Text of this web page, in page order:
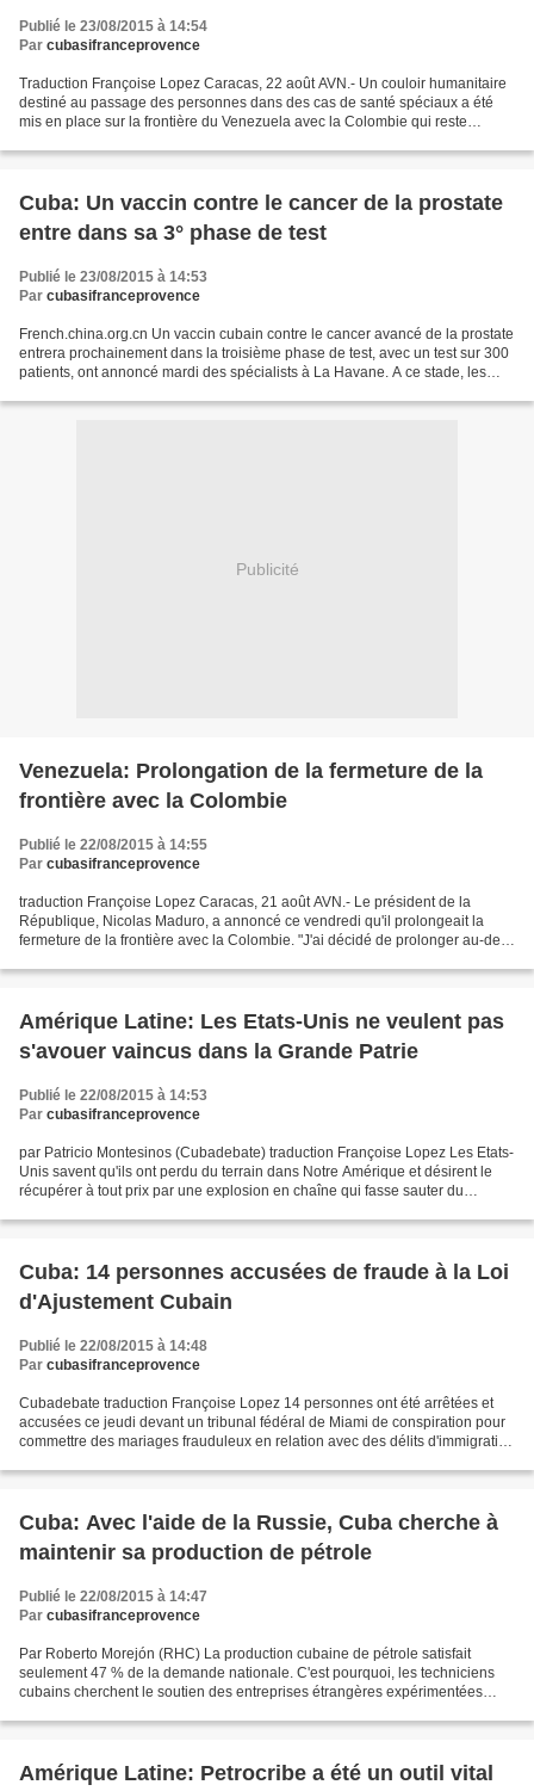
Publié le 23/08/2015 à 14:54
Par cubasifranceprovence
Traduction Françoise Lopez Caracas, 22 août AVN.- Un couloir humanitaire
destiné au passage des personnes dans des cas de santé spéciaux a été
mis en place sur la frontière du Venezuela avec la Colombie qui reste
Cuba: Un vaccin contre le cancer de la prostate
entre dans sa 3° phase de test
Publié le 23/08/2015 à 14:53
Par cubasifranceprovence
French.china.org.cn Un vaccin cubain contre le cancer avancé de la prostate
entrera prochainement dans la troisième phase de test, avec un test sur 300
patients, ont annoncé mardi des spécialists à La Havane. A ce stade, les
Publicité
Venezuela: Prolongation de la fermeture de la
frontière avec la Colombie
Publié le 22/08/2015 à 14:55
Par cubasifranceprovence
traduction Françoise Lopez Caracas, 21 août AVN.- Le président de la
République, Nicolas Maduro, a annoncé ce vendredi qu'il prolongeait la
fermeture de la frontière avec la Colombie. "J'ai décidé de prolonger au-delà
Amérique Latine: Les Etats-Unis ne veulent pas
s'avouer vaincus dans la Grande Patrie
Publié le 22/08/2015 à 14:53
Par cubasifranceprovence
par Patricio Montesinos (Cubadebate) traduction Françoise Lopez Les Etats-
Unis savent qu'ils ont perdu du terrain dans Notre Amérique et désirent le
récupérer à tout prix par une explosion en chaîne qui fasse sauter du
Cuba: 14 personnes accusées de fraude à la Loi
d'Ajustement Cubain
Publié le 22/08/2015 à 14:48
Par cubasifranceprovence
Cubadebate traduction Françoise Lopez 14 personnes ont été arrêtées et
accusées ce jeudi devant un tribunal fédéral de Miami de conspiration pour
commettre des mariages frauduleux en relation avec des délits d'immigration
Cuba: Avec l'aide de la Russie, Cuba cherche à
maintenir sa production de pétrole
Publié le 22/08/2015 à 14:47
Par cubasifranceprovence
Par Roberto Morejón (RHC) La production cubaine de pétrole satisfait
seulement 47 % de la demande nationale. C'est pourquoi, les techniciens
cubains cherchent le soutien des entreprises étrangères expérimentées
Amérique Latine: Petrocribe a été un outil vital